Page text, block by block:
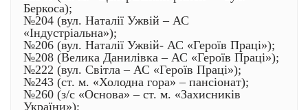
Беркоса);
№204 (вул. Наталії Ужвій – АС
«Індустріальна»);
№206 (вул. Наталії Ужвій- АС «Героїв Праці»);
№208 (Велика Данилівка – АС «Героїв Праці»);
№222 (вул. Світла – АС «Героїв Праці»);
№243 (ст. м. «Холодна гора» – пансіонат);
№260 (з/с «Основа» – ст. м. «Захисників
України»);